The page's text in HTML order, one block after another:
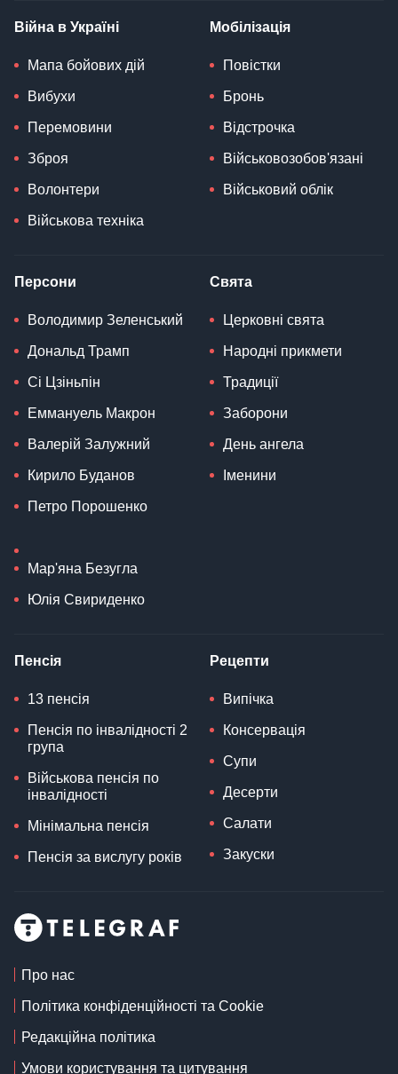
Війна в Україні
Мапа бойових дій
Вибухи
Перемовини
Зброя
Волонтери
Військова техніка
Мобілізація
Повістки
Бронь
Відстрочка
Військовозобов'язані
Військовий облік
Персони
Володимир Зеленський
Дональд Трамп
Сі Цзіньпін
Еммануель Макрон
Валерій Залужний
Кирило Буданов
Петро Порошенко
Мар'яна Безугла
Юлія Свириденко
Свята
Церковні свята
Народні прикмети
Традиції
Заборони
День ангела
Іменини
Пенсія
13 пенсія
Пенсія по інвалідності 2
група
Військова пенсія по
інвалідності
Мінімальна пенсія
Пенсія за вислугу років
Рецепти
Випічка
Консервація
Супи
Десерти
Салати
Закуски
Про нас
Політика конфіденційності та Cookie
Редакційна політика
Умови користування та цитування